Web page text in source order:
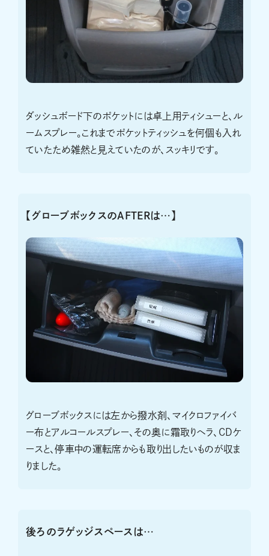
ダッシュボード下のポケットには卓上用ティシューと、ル
ームスプレー。これまでポケットティッシュを何個も入れ
ていたため雑然と見えていたのが、スッキリです。
【グローブボックスのAFTERは…】
グローブボックスには左から撥水剤、マイクロファイバ
ー布とアルコールスプレー、その奥に霜取りヘラ、CDケ
ースと、停車中の運転席からも取り出したいものが収ま
りました。
後ろのラゲッジスペースは…